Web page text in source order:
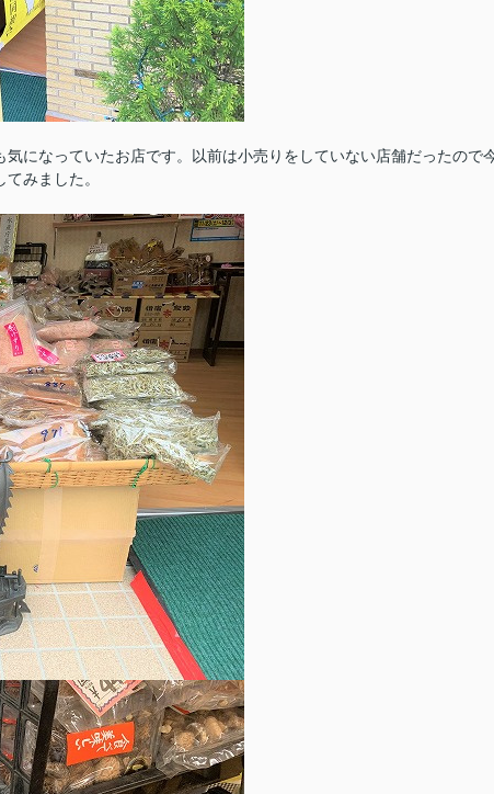
になっていたお店です。以前は小売りをしていない店舗だったので
みました。